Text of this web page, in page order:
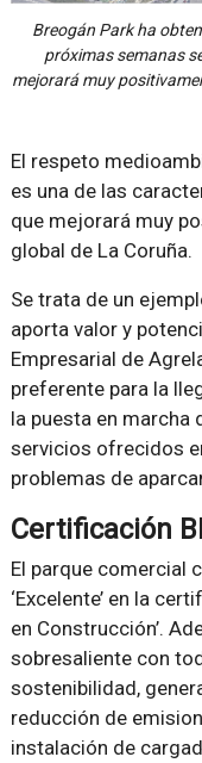
Breogán Park ha
próximas semanas
mejorará muy
El respeto
es una de las
que mejorará muy
global de La Coruña.
Se trata de un
aporta valor y
Empresarial de
preferente para la
la puesta en marcha
servicios ofrecidos
problemas de
Certificación
El parque comercial
‘Excelente’ en la
en Construcción’.
sobresaliente con
sostenibilidad,
reducción de
instalación de